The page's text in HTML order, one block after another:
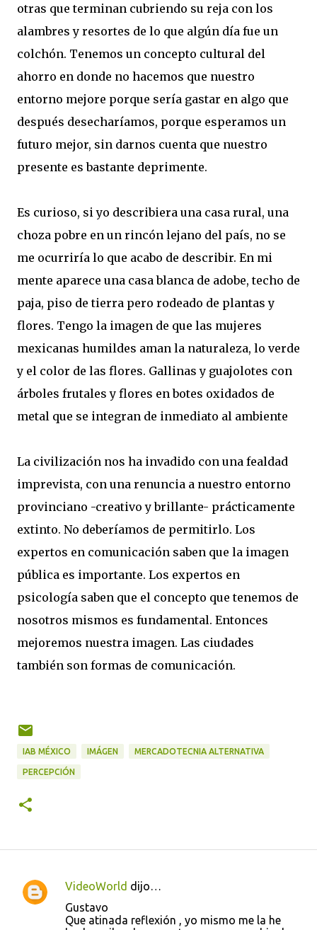
otras que terminan cubriendo su reja con los
alambres y resortes de lo que algún día fue un
colchón. Tenemos un concepto cultural del
ahorro en donde no hacemos que nuestro
entorno mejore porque sería gastar en algo que
después desecharíamos, porque esperamos un
futuro mejor, sin darnos cuenta que nuestro
presente es bastante deprimente.
Es curioso, si yo describiera una casa rural, una
choza pobre en un rincón lejano del país, no se
me ocurriría lo que acabo de describir. En mi
mente aparece una casa blanca de adobe, techo de
paja, piso de tierra pero rodeado de plantas y
flores. Tengo la imagen de que las mujeres
mexicanas humildes aman la naturaleza, lo verde
y el color de las flores. Gallinas y guajolotes con
árboles frutales y flores en botes oxidados de
metal que se integran de inmediato al ambiente
La civilización nos ha invadido con una fealdad
imprevista, con una renuncia a nuestro entorno
provinciano -creativo y brillante- prácticamente
extinto. No deberíamos de permitirlo. Los
expertos en comunicación saben que la imagen
pública es importante. Los expertos en
psicología saben que el concepto que tenemos de
nosotros mismos es fundamental. Entonces
mejoremos nuestra imagen. Las ciudades
también son formas de comunicación.
IAB MÉXICO IMÁGEN MERCADOTECNIA ALTERNATIVA
PERCEPCIÓN
C
VideoWorld dijo…
Gustavo
Que atinada reflexión , yo mismo me la he